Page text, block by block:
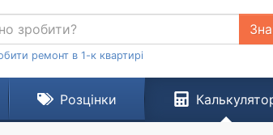
ремонт в 1-к квартирі
Розцінки